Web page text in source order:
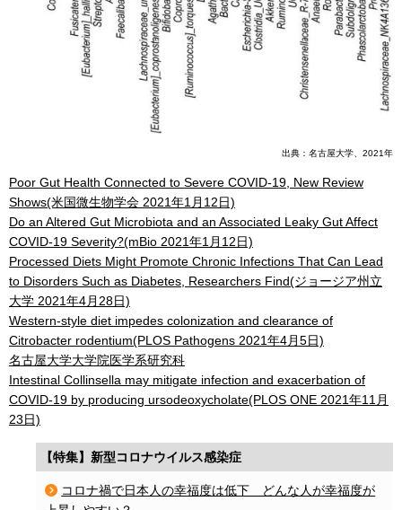
出典：名古屋大学、2021年
Poor Gut Health Connected to Severe COVID-19, New Review
Shows(米国微生物学会 2021年1月12日)
Do an Altered Gut Microbiota and an Associated Leaky Gut Affect
COVID-19 Severity?(mBio 2021年1月12日)
Processed Diets Might Promote Chronic Infections That Can Lead
to Disorders Such as Diabetes, Researchers Find(ジョージア州立
大学 2021年4月28日)
Western-style diet impedes colonization and clearance of
Citrobacter rodentium(PLOS Pathogens 2021年4月5日)
名古屋大学大学院医学系研究科
Intestinal Collinsella may mitigate infection and exacerbation of
COVID-19 by producing ursodeoxycholate(PLOS ONE 2021年11月
23日)
【特集】新型コロナウイルス感染症
コロナ禍で日本人の幸福度は低下 どんな人が幸福度が